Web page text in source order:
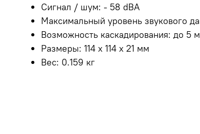
Сигнал / шум: - 58 dBA
Максимальный уровень звукового
Возможность каскадирования: до 5
Размеры: 114 x 114 x 21 мм
Вес: 0.159 кг